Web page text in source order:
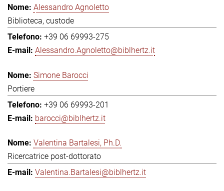
Alessandro Agnoletto
Biblioteca, custode
+39 06 69993-275
Alessandro.Agnoletto@biblhertz.it
Simone Barocci
Portiere
+39 06 69993-201
barocci@biblhertz.it
Valentina Bartalesi, Ph.D.
Ricercatrice post-dottorato
Valentina.Bartalesi@biblhertz.it